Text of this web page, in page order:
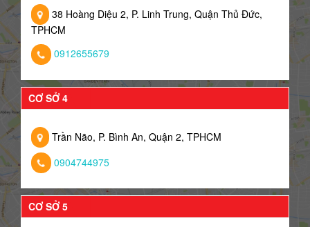
38 Hoàng Diệu 2, P. Linh Trung, Quận Thủ Đức,
TPHCM
0912655679
CƠ SỞ 4
Trần Não, P. Bình An, Quận 2, TPHCM
0904744975
CƠ SỞ 5